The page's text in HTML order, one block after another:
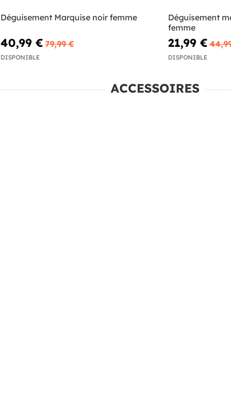
Déguisement Marquise noir femme
40,99 € 79,99 €
DISPONIBLE
Déguisement
femme
21,99 €
DISPONIBLE
ACCESSOIRES